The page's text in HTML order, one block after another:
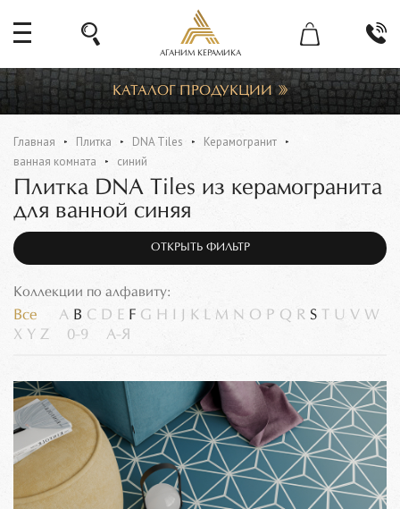
АГАНИМ КЕРАМИКА
КАТАЛОГ ПРОДУКЦИИ
Главная Плитка DNA Tiles
Керамогранит
ванная комната
синий
Плитка DNA Tiles из керамогранита
для ванной синяя
ОТКРЫТЬ ФИЛЬТР
Коллекции по алфавиту:
Все A B C D E F G H K L M N O P Q R S U V W
X Y Z 0-9 А-Я